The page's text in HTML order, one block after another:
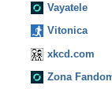
Vayatele
Vitonica
xkcd.com
Zona